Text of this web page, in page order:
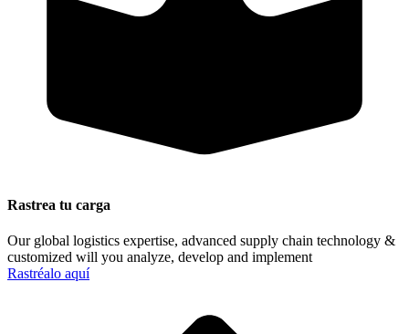
Rastrea tu carga
Our global logistics expertise, advanced supply chain technology &
customized will you analyze, develop and implement
Rastréalo aquí